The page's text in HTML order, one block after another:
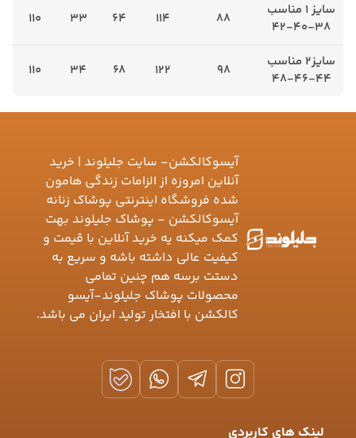
سایز ۱ مناسب
۳۸-۴۰-۴۲
88
114
64
33
110
سایز۲ مناسب
۴۴-۴۶-۴۸
98
122
68
34
110
آیسوکالکشن- سایت جلیلوند | خرید
آنلاین امروزه از الزامات زندگی هامون
شده فروشگاه اینترنتی پوشاک زنانه
آیسوکالکشن - پوشاک جلیلوند بهت
کمک میکنه یه خرید آنلاین با قیمت و
کیفیت عالی داشته باشه و سریع به
دستت برسه هم چنین تمامی
محصولات پوشاک جلیلوند-آیسو
کالکشن با افتخار تولید ایران می باشد.
لینک های کاربردی